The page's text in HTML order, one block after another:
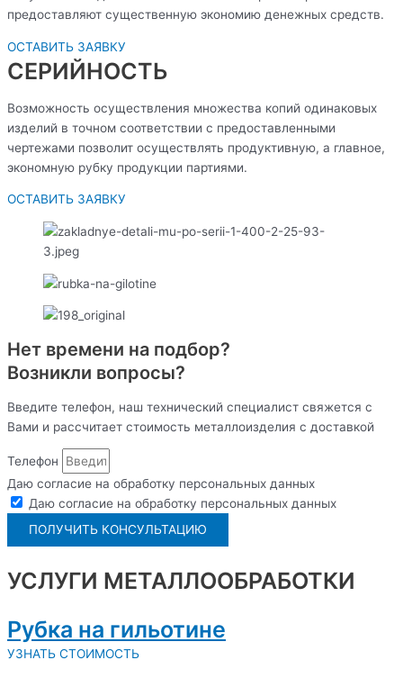
предоставляют существенную экономию денежных средств.
ОСТАВИТЬ ЗАЯВКУ
СЕРИЙНОСТЬ
Возможность осуществления множества копий одинаковых
изделий в точном соответствии с предоставленными
чертежами позволит осуществлять продуктивную, а главное,
экономную рубку продукции партиями.
ОСТАВИТЬ ЗАЯВКУ
Нет времени на подбор?
Возникли вопросы?
Введите телефон, наш технический специалист свяжется с
Вами и рассчитает стоимость металлоизделия с доставкой
Телефон
Даю согласие на обработку персональных данных
Даю согласие на обработку персональных данных
ПОЛУЧИТЬ КОНСУЛЬТАЦИЮ
УСЛУГИ МЕТАЛЛООБРАБОТКИ
Рубка на гильотине
УЗНАТЬ СТОИМОСТЬ